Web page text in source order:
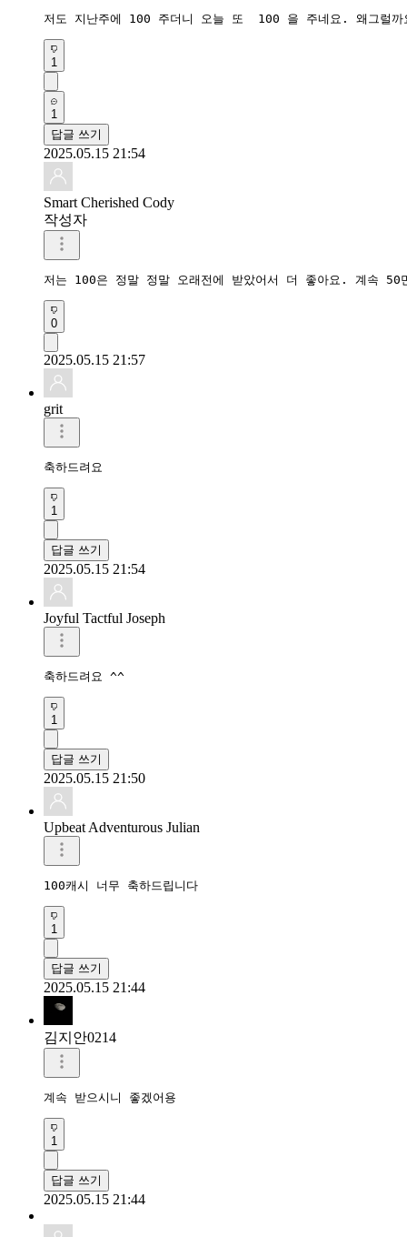
저도 지난주에 100 주더니 오늘 또  100 을 주네요. 왜그럴
1
1
답글 쓰기
2025.05.15 21:54
Smart Cherished Cody
작성자
저는 100은 정말 정말 오래전에 받았어서 더 좋아요. 계속
0
2025.05.15 21:57
grit
축하드려요
1
답글 쓰기
2025.05.15 21:54
Joyful Tactful Joseph
축하드려요 ^^
1
답글 쓰기
2025.05.15 21:50
Upbeat Adventurous Julian
100캐시 너무 축하드립니다
1
답글 쓰기
2025.05.15 21:44
김지안0214
계속 받으시니 좋겠어용
1
답글 쓰기
2025.05.15 21:44